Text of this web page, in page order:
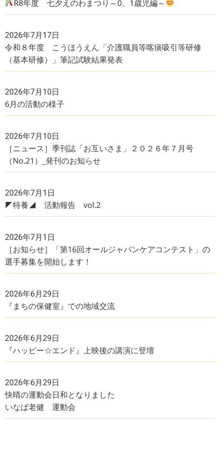
R8年度 七夕えのわまつり～0、1歳児編～
2026年7月17日
令和８年度 こうほうえん「介護職員等喀痰吸引等研修
（基本研修）」筆記試験結果発表
2026年7月10日
6月の活動の様子
2026年7月10日
［ニュース］季刊誌「お互いさま」２０２６年７月号
（No.21）_発刊のお知らせ
2026年7月1日
◤特養◢ 活動報告 vol.2
2026年7月1日
［お知らせ］「第16回オールジャパンケアコンテスト」の
選手募集を開始します！
2026年6月29日
『まちの保健室』での地域交流
2026年6月29日
『ハッピー☆エンド』上映後の講演に登壇
2026年6月29日
快晴の運動会日和となりました
いなば老健 運動会